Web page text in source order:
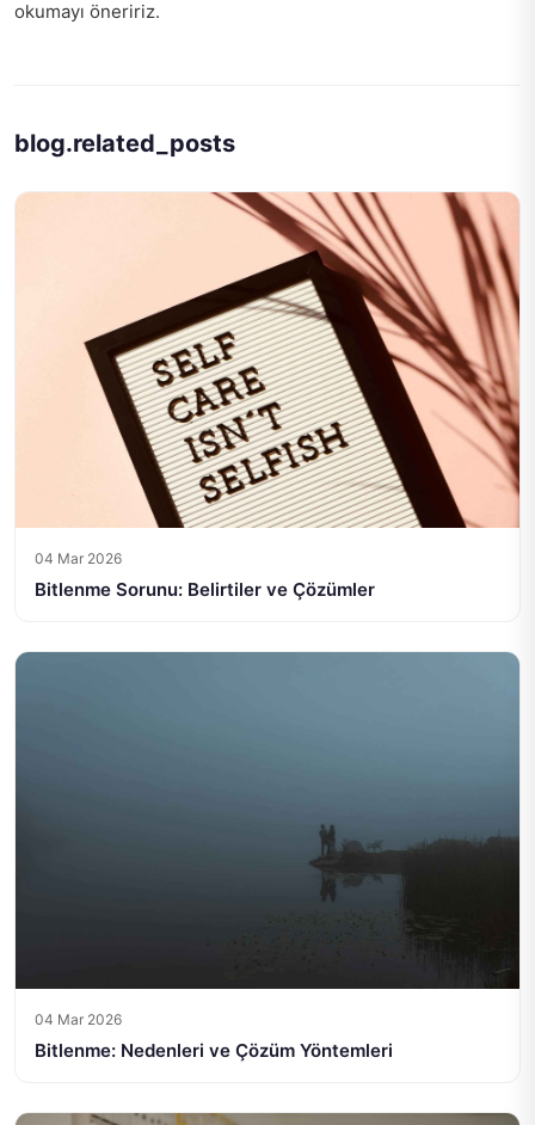
okumayı öneririz.
blog.related_posts
04 Mar 2026
Bitlenme Sorunu: Belirtiler ve Çözümler
04 Mar 2026
Bitlenme: Nedenleri ve Çözüm Yöntemleri